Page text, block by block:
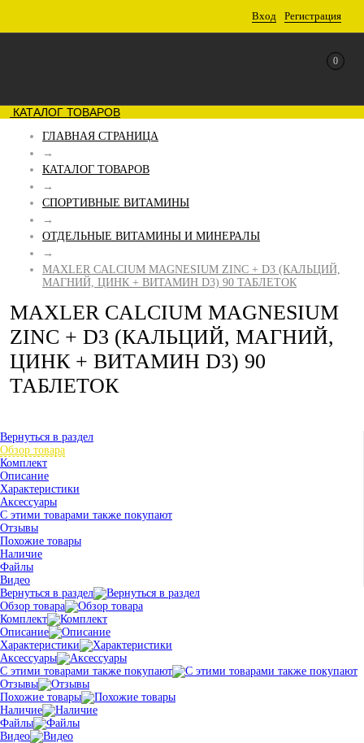
Вход Регистрация
0
КАТАЛОГ ТОВАРОВ
ГЛАВНАЯ СТРАНИЦА
→
КАТАЛОГ ТОВАРОВ
→
СПОРТИВНЫЕ ВИТАМИНЫ
→
ОТДЕЛЬНЫЕ ВИТАМИНЫ И МИНЕРАЛЫ
→
MAXLER CALCIUM MAGNESIUM ZINC + D3 (КАЛЬЦИЙ,
МАГНИЙ, ЦИНК + ВИТАМИН D3) 90 ТАБЛЕТОК
MAXLER CALCIUM MAGNESIUM
ZINC + D3 (КАЛЬЦИЙ, МАГНИЙ,
ЦИНК + ВИТАМИН D3) 90
ТАБЛЕТОК
Вернуться в раздел
Обзор товара
Комплект
Описание
Характеристики
Аксессуары
С этими товарами также покупают
Отзывы
Похожие товары
Наличие
Файлы
Видео
Вернуться в раздел
Обзор товара
Комплект
Описание
Характеристики
Аксессуары
С этими товарами также покупают
Отзывы
Похожие товары
Наличие
Файлы
Видео